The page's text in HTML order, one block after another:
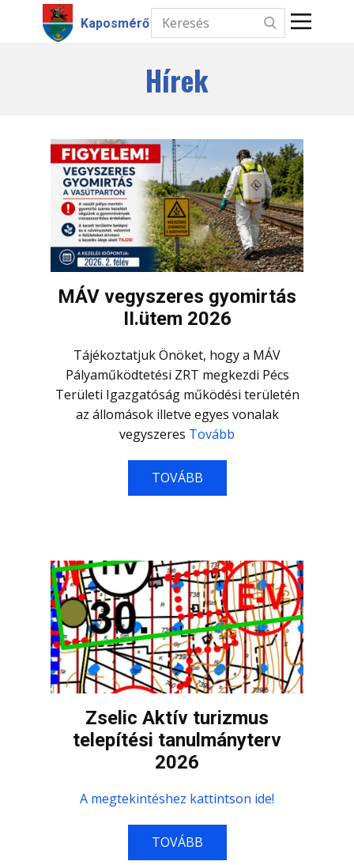
Kaposmérő
Kezdőlap
Intézmények
Információk
Választás
Kapcsolat
Hírek
MÁV vegyszeres gyomirtás
II.ütem 2026
Tájékoztatjuk Önöket, hogy a MÁV
Pályaműködtetési ZRT megkezdi Pécs
Területi Igazgatóság működési területén
az állomások illetve egyes vonalak
vegyszeres Tovább
TOVÁBB
Zselic Aktív turizmus
telepítési tanulmányterv
2026
A megtekintéshez kattintson ide!
TOVÁBB